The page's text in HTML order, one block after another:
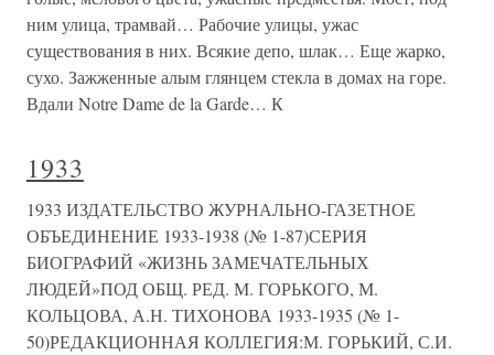
ним улица, трамвай… Рабочие улицы, ужас
существования в них. Всякие депо, шлак… Еще жарко,
сухо. Зажженные алым глянцем стекла в домах на горе.
Вдали Notre Dame de la Garde… К
1933
1933 ИЗДАТЕЛЬСТВО ЖУРНАЛЬНО-ГАЗЕТНОЕ
ОБЪЕДИНЕНИЕ 1933-1938 (№ 1-87)СЕРИЯ
БИОГРАФИЙ «ЖИЗНЬ ЗАМЕЧАТЕЛЬНЫХ
ЛЮДЕЙ»ПОД ОБЩ. РЕД. М. ГОРЬКОГО, М.
КОЛЬЦОВА, А.Н. ТИХОНОВА 1933-1935 (№ 1-
50)РЕДАКЦИОННАЯ КОЛЛЕГИЯ:М. ГОРЬКИЙ, С.И.